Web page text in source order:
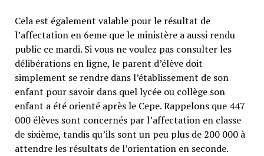
Cela est également valable pour le résultat de
l’affectation en 6eme que le ministère a aussi rendu
public ce mardi. Si vous ne voulez pas consulter les
délibérations en ligne, le parent d’élève doit
simplement se rendre dans l’établissement de son
enfant pour savoir dans quel lycée ou collège son
enfant a été orienté après le Cepe. Rappelons que 447
000 élèves sont concernés par l’affectation en classe
de sixième, tandis qu’ils sont un peu plus de 200 000 à
attendre les résultats de l’orientation en seconde.